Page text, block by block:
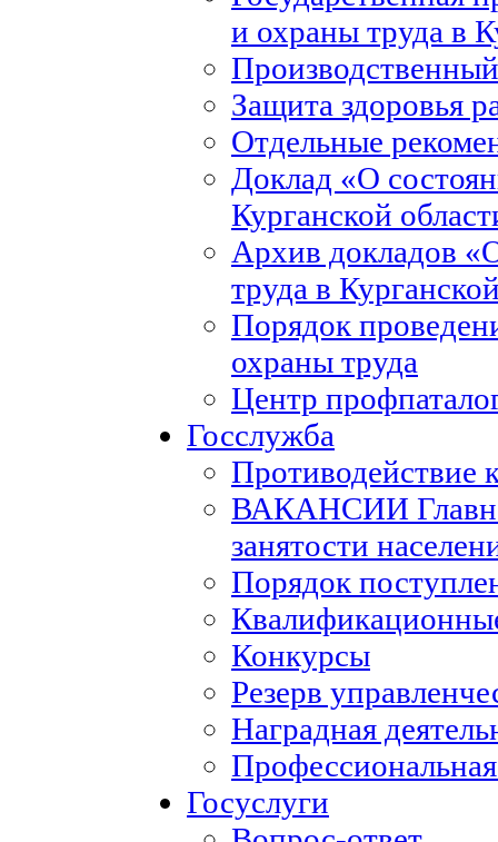
и охраны труда в
Защита здоровья
Отдельные
Доклад «О
Курганской
Архив докладов
труда в
Порядок
охраны труда
Центр
Госслужба
Противодействие
ВАКАНСИИ
занятости
Порядок
Конкурсы
Резерв
Наградная
Госуслуги